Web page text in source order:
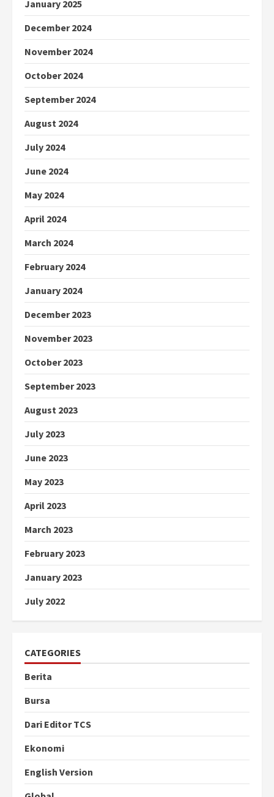
January 2025
December 2024
November 2024
October 2024
September 2024
August 2024
July 2024
June 2024
May 2024
April 2024
March 2024
February 2024
January 2024
December 2023
November 2023
October 2023
September 2023
August 2023
July 2023
June 2023
May 2023
April 2023
March 2023
February 2023
January 2023
July 2022
CATEGORIES
Berita
Bursa
Dari Editor TCS
Ekonomi
English Version